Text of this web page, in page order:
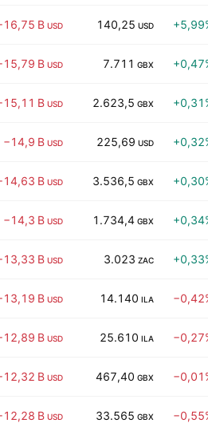
B USD 140,25 USD
B USD 7.711 GBX
B USD 2.623,5 GBX
−14,9 B USD 225,69 USD
B USD 3.536,5 GBX
−14,3 B USD 1.734,4 GBX
B USD 3.023 ZAC
B USD 14.140 ILA
B USD 25.610 ILA
B USD 467,40 GBX
B USD 33.565 GBX